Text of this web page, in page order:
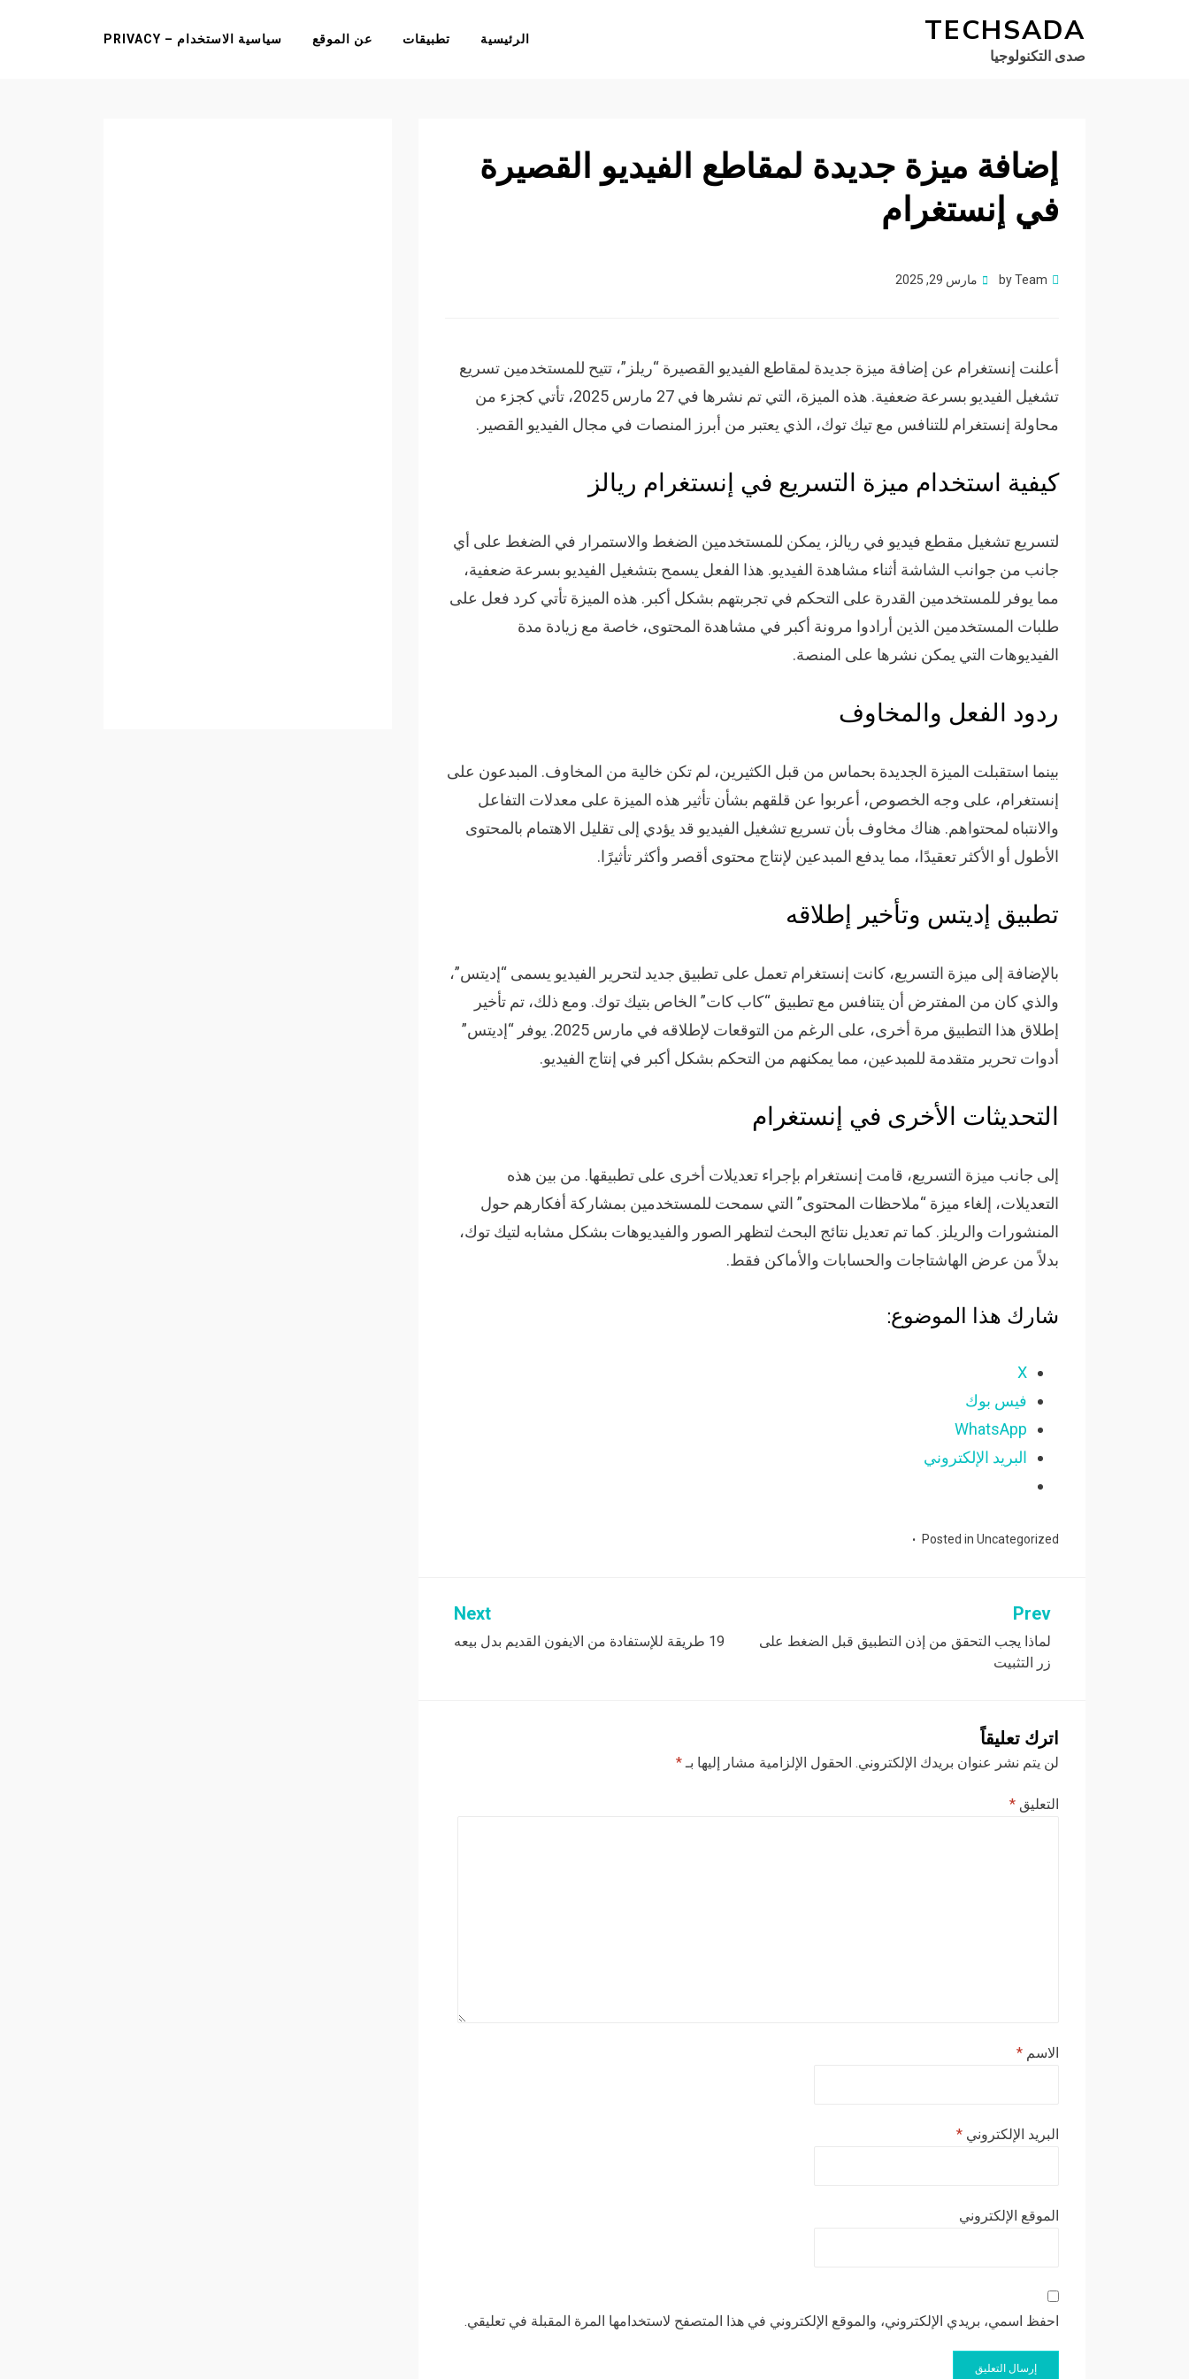
TECHSADA
صدى التكنولوجيا
الرئيسية تطبيقات عن الموقع سياسية الاستخدام – PRIVACY
إضافة ميزة جديدة لمقاطع الفيديو القصيرة
في إنستغرام
byTeam
Posted
مارس 29, 2025
أعلنت إنستغرام عن إضافة ميزة جديدة لمقاطع الفيديو القصيرة “ريلز”، تتيح للمستخدمين تسريع
تشغيل الفيديو بسرعة ضعفية. هذه الميزة، التي تم نشرها في 27 مارس 2025، تأتي كجزء من
محاولة إنستغرام للتنافس مع تيك توك، الذي يعتبر من أبرز المنصات في مجال الفيديو القصير.
كيفية استخدام ميزة التسريع في إنستغرام ريالز
لتسريع تشغيل مقطع فيديو في ريالز، يمكن للمستخدمين الضغط والاستمرار في الضغط على أي
جانب من جوانب الشاشة أثناء مشاهدة الفيديو. هذا الفعل يسمح بتشغيل الفيديو بسرعة ضعفية،
مما يوفر للمستخدمين القدرة على التحكم في تجربتهم بشكل أكبر. هذه الميزة تأتي كرد فعل على
طلبات المستخدمين الذين أرادوا مرونة أكبر في مشاهدة المحتوى، خاصة مع زيادة مدة
الفيديوهات التي يمكن نشرها على المنصة.
ردود الفعل والمخاوف
بينما استقبلت الميزة الجديدة بحماس من قبل الكثيرين، لم تكن خالية من المخاوف. المبدعون على
إنستغرام، على وجه الخصوص، أعربوا عن قلقهم بشأن تأثير هذه الميزة على معدلات التفاعل
والانتباه لمحتواهم. هناك مخاوف بأن تسريع تشغيل الفيديو قد يؤدي إلى تقليل الاهتمام بالمحتوى
الأطول أو الأكثر تعقيدًا، مما يدفع المبدعين لإنتاج محتوى أقصر وأكثر تأثيرًا.
تطبيق إديتس وتأخير إطلاقه
بالإضافة إلى ميزة التسريع، كانت إنستغرام تعمل على تطبيق جديد لتحرير الفيديو يسمى “إديتس”،
والذي كان من المفترض أن يتنافس مع تطبيق “كاب كات” الخاص بتيك توك. ومع ذلك، تم تأخير
إطلاق هذا التطبيق مرة أخرى، على الرغم من التوقعات لإطلاقه في مارس 2025. يوفر “إديتس”
أدوات تحرير متقدمة للمبدعين، مما يمكنهم من التحكم بشكل أكبر في إنتاج الفيديو.
التحديثات الأخرى في إنستغرام
إلى جانب ميزة التسريع، قامت إنستغرام بإجراء تعديلات أخرى على تطبيقها. من بين هذه
التعديلات، إلغاء ميزة “ملاحظات المحتوى” التي سمحت للمستخدمين بمشاركة أفكارهم حول
المنشورات والريلز. كما تم تعديل نتائج البحث لتظهر الصور والفيديوهات بشكل مشابه لتيك توك،
بدلاً من عرض الهاشتاجات والحسابات والأماكن فقط.
شارك هذا الموضوع:
X
فيس بوك
WhatsApp
البريد الإلكتروني
Posted in Uncategorized
تصفّح
المقالات
Prev
لماذا يجب التحقق من إذن التطبيق قبل الضغط على
زر التثبيت
Next
19 طريقة للإستفادة من الايفون القديم بدل بيعه
اترك تعليقاً
لن يتم نشر عنوان بريدك الإلكتروني. الحقول الإلزامية مشار إليها بـ*
التعليق *
الاسم *
البريد الإلكتروني *
الموقع الإلكتروني
احفظ اسمي، بريدي الإلكتروني، والموقع الإلكتروني في هذا المتصفح لاستخدامها المرة المقبلة في تعليقي.